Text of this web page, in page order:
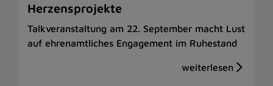
Herzensprojekte
Talkveranstaltung am 22. September macht Lust
auf ehrenamtliches Engagement im Ruhestand